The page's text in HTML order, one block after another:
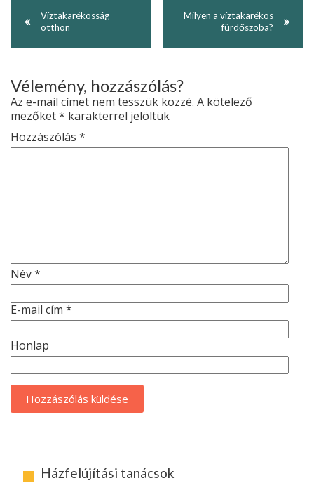
Víztakarékosság
otthon
Milyen a víztakarékos
fürdőszoba?
Vélemény, hozzászólás?
Az e-mail címet nem tesszük közzé. A kötelező
mezőket* karakterrel jelöltük
Hozzászólás *
Név*
E-mail cím *
Honlap
Házfelújítási tanácsok